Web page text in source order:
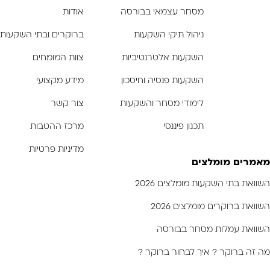
מסחר עצמאי בבורסה
ניהול תיקי השקעות
השקעות אלטרנטיביות
השקעות פנסיה וחיסכון
לימודי מסחר והשקעות
תכנון פיננסי
אודות
ברוקרים ובתי השקעות
צוות המומחים
מידע מקצועי
צור קשר
מרכז ההטבות
מדיניות פרטיות
מאמרים מומלצים
השוואת בתי השקעות מומלצים 2026
השוואת ברוקרים מומלצים 2026
השוואת עמלות מסחר בבורסה
מה זה ברוקר ? איך לבחור ברוקר ?